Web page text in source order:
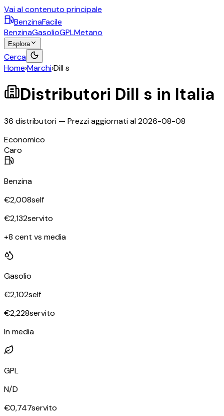
Vai al contenuto principale
BenzinaFacile
BenzinaGasolioGPLMetano
Esplora
Cerca
Home›Marchi›Dill s
Distributori Dill s in Italia
36 distributori — Prezzi aggiornati al2026-08-08
Economico
Caro
Benzina
€2,008self
€2,132servito
+8 cent vs media
Gasolio
€2,102self
€2,228servito
In media
GPL
N/D
€0,747servito